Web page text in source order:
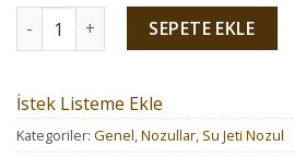
15-17T SU JETİ NOZULU adet
SEPETE EKLE
İstek Listeme Ekle
Kategoriler: Genel,Nozullar, Su Jeti Nozul